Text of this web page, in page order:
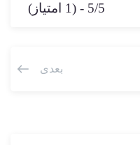
5/5 - (1 امتیاز)
بعدی